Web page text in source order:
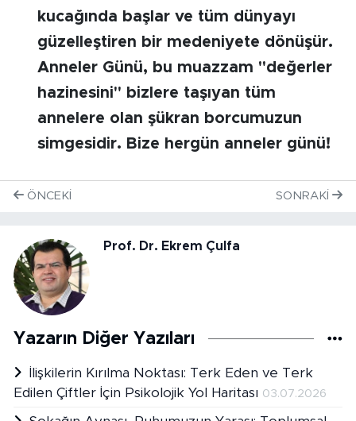
kucağında başlar ve tüm dünyayı
güzelleştiren bir medeniyete dönüşür.
Anneler Günü, bu muazzam "değerler
hazinesini" bizlere taşıyan tüm
annelere olan şükran borcumuzun
simgesidir. Bize hergün anneler günü!
ÖNCEKI SONRAKI
Prof. Dr. Ekrem Çulfa
Yazarın Diğer Yazıları
İlişkilerin Kırılma Noktası: Terk Eden ve Terk
Edilen Çiftler İçin Psikolojik Yol Haritası 03.07.2026